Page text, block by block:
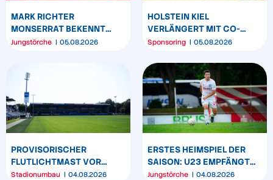
MARK RICHTER
MONSERRAT BEKENNT
SICH LANGFRISTIG ZUR
Jungstörche 05.08.2026
HOLSTEIN KIEL
VERLÄNGERT MIT CO-
SPONSOR SPREHE
Sponsoring 05.08.2026
PROVISORISCHER
FLUTLICHTMAST VOR
WESTTRIBÜNE WIRD
Stadionumbau 04.08.2026
ERSTES HEIMSPIEL DER
SAISON: U23 EMPFÄNGT
HEIDER SV
Jungstörche 04.08.2026